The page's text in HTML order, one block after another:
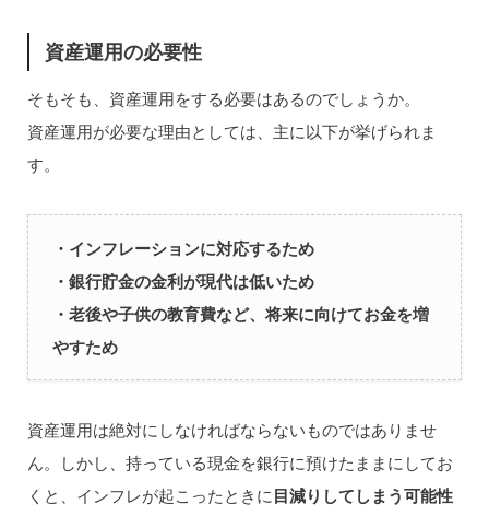
資産運用の必要性
そもそも、資産運用をする必要はあるのでしょうか。
資産運用が必要な理由としては、主に以下が挙げられま
す。
・インフレーションに対応するため
・銀行貯金の金利が現代は低いため
・老後や子供の教育費など、将来に向けてお金を増
やすため
資産運用は絶対にしなければならないものではありませ
ん。しかし、持っている現金を銀行に預けたままにしてお
くと、インフレが起こったときに目減りしてしまう可能性